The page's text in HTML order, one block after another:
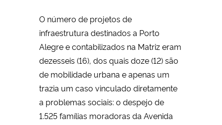
O número de projetos de
infraestrutura destinados a Porto
Alegre e contabilizados na Matriz eram
dezesseis (16), dos quais doze (12) são
de mobilidade urbana e apenas um
trazia um caso vinculado diretamente
a problemas sociais: o despejo de
1.525 famílias moradoras da Avenida